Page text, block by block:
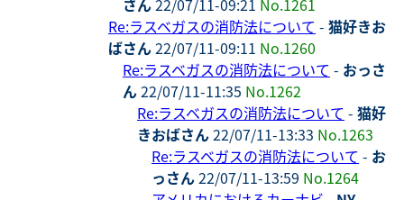
さん22/07/11-09:21 No.1261
Re:ラスベガスの消防法について - 猫好きお
ばさん22/07/11-09:11 No.1260
Re:ラスベガスの消防法について - おっさ
ん22/07/11-11:35 No.1262
Re:ラスベガスの消防法について - 猫好
きおばさん22/07/11-13:33 No.1263
Re:ラスベガスの消防法について - お
っさん22/07/11-13:59 No.1264